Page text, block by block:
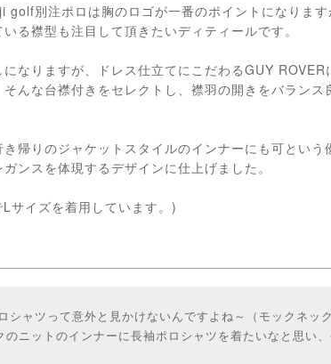
別注ポロは胸のロゴが一番のポイントになります
る襟型も注目して頂きたいディティールです。
なりますが、ドレス仕立てにこだわるGUY ROVER
んな台襟付きをセレクトし、襟羽の開きをバランス
帰りのジャケットスタイルのインナーにも可という
ンスを体現するデザインに仕上げました。
サイズを着用しています。)
シャツって意外と見かけないんですよね～（モックネッ
ニットのインナーに長袖ポロシャツを着たいなと思い